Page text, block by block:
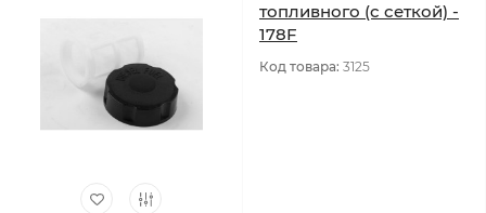
топливного (с сеткой) -
178F
Код товара: 3125